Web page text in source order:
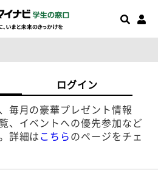
ログイン
毎月の豪華プレゼント情報
、イベントへの優先参加など
詳細は こちら のページをチェ